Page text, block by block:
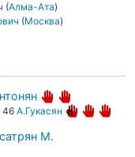
(Алма-Ата)
(Москва)
46А.Гукасян
М.